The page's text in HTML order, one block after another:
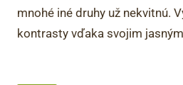
mnohé iné druhy už nekvitnú.
kontrasty vďaka svojim